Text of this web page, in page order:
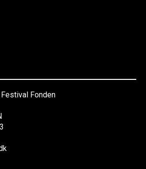
Fonden